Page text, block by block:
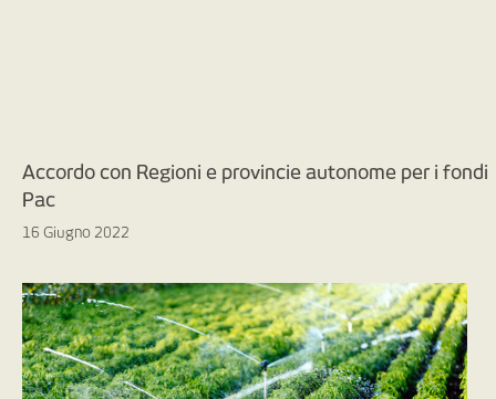
Accordo con Regioni e provincie autonome per i fondi
Pac
16 Giugno 2022